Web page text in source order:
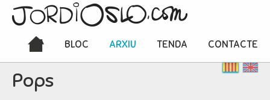
BLOC ARXIU TENDA CONTACTE
Pops